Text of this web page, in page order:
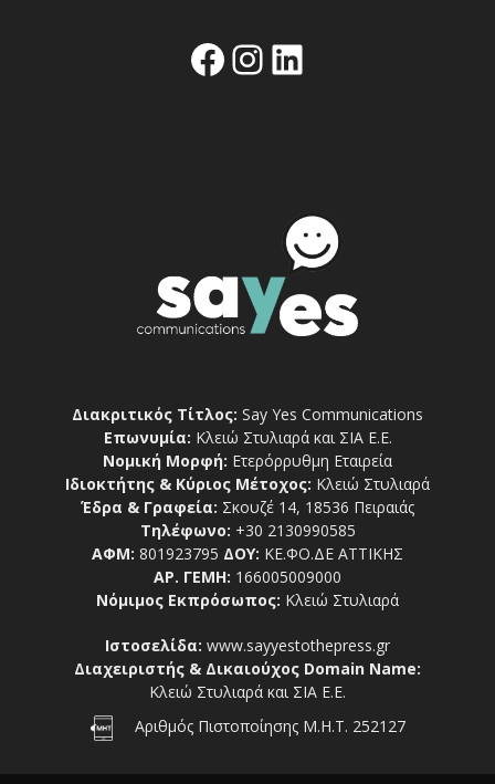
Facebook
Instagram
Linkedin
Διακριτικός Τίτλος: Say Yes Communications
Επωνυμία: Κλειώ Στυλιαρά και ΣΙΑ Ε.Ε.
Νομική Μορφή: Ετερόρρυθμη Εταιρεία
Ιδιοκτήτης & Κύριος Μέτοχος: Κλειώ Στυλιαρά
Έδρα & Γραφεία: Σκουζέ 14, 18536 Πειραιάς
Τηλέφωνο: +30 2130990585
ΑΦΜ: 801923795 ΔΟΥ: ΚΕ.ΦΟ.ΔΕ ΑΤΤΙΚΗΣ
ΑΡ. ΓΕΜΗ: 166005009000
Νόμιμος Εκπρόσωπος: Κλειώ Στυλιαρά
Ιστοσελίδα: www.sayyestothepress.gr
Διαχειριστής & Δικαιούχος Domain Name:
Κλειώ Στυλιαρά και ΣΙΑ Ε.Ε.
Αριθμός Πιστοποίησης Μ.Η.Τ. 252127